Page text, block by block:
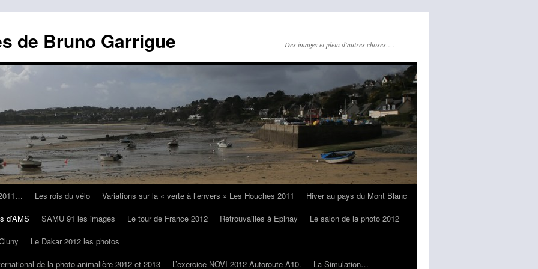
de Bruno Garrigue Des images et plein d'autres choses….
Les rois du vélo Variations sur la « verte à l’envers » Les Houches 2011
Hiver au pays du Mont Blanc
d’AMS SAMU 91 les images Le tour de France 2012 Retrouvailles à Epinay
Le salon de la photo 2012
Le Dakar 2012 les photos
de la photo animalière 2012 et 2013
L’exercice NOVI 2012 Autoroute A10.
La Simulation…